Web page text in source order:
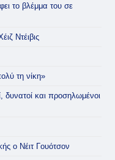
το βλέμμα του σε
Ντέιβις
τη νίκη»
και προσηλωμένοι
ο Νέιτ Γουότσον